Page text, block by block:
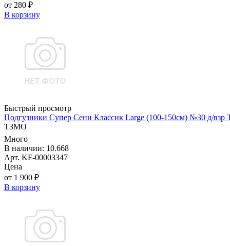
от 280 ₽
В корзину
Быстрый просмотр
Подгузники Супер Сени Классик Large (100-150см) №30 д/
ТЗМО
Много
В наличии: 10.668
Арт. KF-00003347
Цена
от 1 900 ₽
В корзину